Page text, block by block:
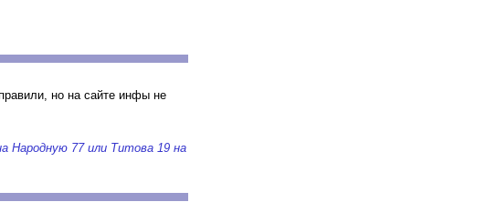
но на сайте инфы не
Народную 77 или Титова 19 на